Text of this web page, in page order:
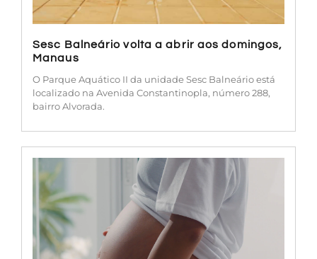
Sesc Balneário volta a abrir aos domingos,
Manaus
O Parque Aquático II da unidade Sesc Balneário está
localizado na Avenida Constantinopla, número 288,
bairro Alvorada.